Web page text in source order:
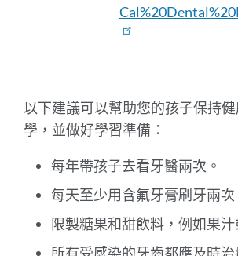
以下建議可以幫助您的孩子保持
學，並做好學習準備：
每年帶孩子去看牙醫兩次。
每天至少用含氟牙膏刷牙兩次
限製糖果和甜飲料，例如果汁